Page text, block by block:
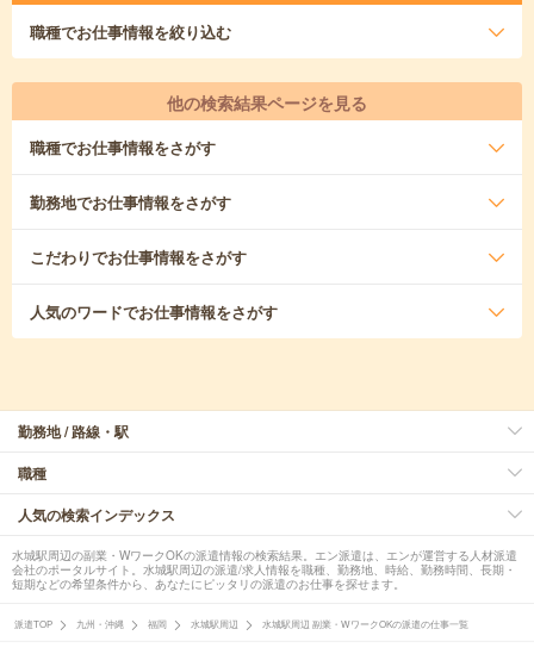
職種でお仕事情報を絞り込む
他の検索結果ページを見る
職種でお仕事情報をさがす
勤務地でお仕事情報をさがす
こだわりでお仕事情報をさがす
人気のワードでお仕事情報をさがす
勤務地 / 路線・駅
職種
人気の検索インデックス
水城駅周辺の副業・WワークOKの派遣情報の検索結果。エン派遣は、エンが運営する人材派遣
会社のポータルサイト。水城駅周辺の派遣/求人情報を職種、勤務地、時給、勤務時間、長期・
短期などの希望条件から、あなたにピッタリの派遣のお仕事を探せます。
派遣TOP 九州・沖縄 福岡 水城駅周辺 水城駅周辺 副業・WワークOKの派遣の仕事一覧